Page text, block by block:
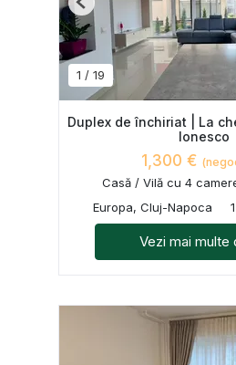
1 / 19
Previous
Duplex de închiriat | La
Ionesco
1,300 €
Casă / Vilă cu 4
Europa, Cluj-Napoca
Vezi mai multe